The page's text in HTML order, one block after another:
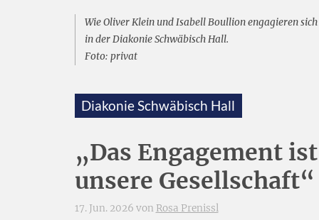
Wie Oliver Klein und Isabell Boullion engagieren
in der Diakonie Schwäbisch Hall.
Foto: privat
Diakonie Schwäbisch Hall
„Das Engagement
unsere Gesellschaft“
17. Jun. 2026 von Rosa Prenissl